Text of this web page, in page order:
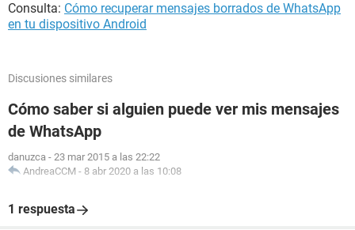
Consulta: Cómo recuperar mensajes borrados de WhatsApp
en tu dispositivo Android
Discusiones similares
Cómo saber si alguien puede ver mis mensajes
de WhatsApp
danuzca - 23 mar 2015 a las 22:22
AndreaCCM - 8 abr 2020 a las 10:08
1 respuesta